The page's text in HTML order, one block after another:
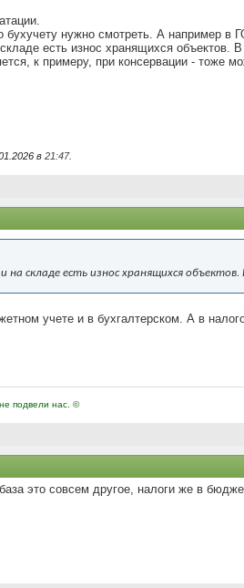
бухучету нужно смотреть. А например в
есть износ хранящихся объектов.
к примеру, при консервации - тоже
в 21:47.
складе есть износ хранящихся
учете и в бухгалтерском. А в
подвели нас. ©
это совсем другое, налоги же в